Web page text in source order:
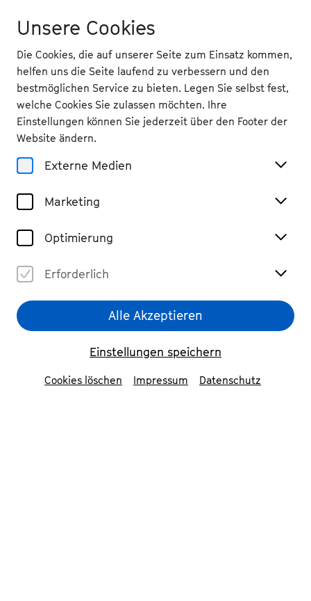
Unsere Cookies
Die Cookies, die auf unserer Seite zum Einsatz kommen,
helfen uns die Seite laufend zu verbessern und den
bestmöglichen Service zu bieten. Legen Sie selbst fest,
welche Cookies Sie zulassen möchten. Ihre
Einstellungen können Sie jederzeit über den Footer der
Website ändern.
Externe Medien
Marketing
Optimierung
Erforderlich
Alle Akzeptieren
Einstellungen speichern
Cookies löschen Impressum Datenschutz
Programm & Tickets
Wie sieht Ihr perfekter
Sonntagvormittag
daheim aus?